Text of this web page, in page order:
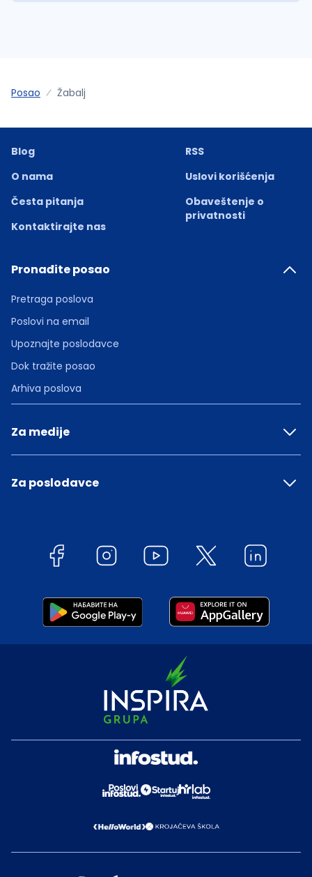
Posao Žabalj
Blog
O nama
Česta pitanja
Kontaktirajte nas
RSS
Uslovi korišćenja
Obaveštenje o
privatnosti
Pronađite posao
Pretraga poslova
Poslovi na email
Upoznajte poslodavce
Dok tražite posao
Arhiva poslova
Za medije
Za poslodavce